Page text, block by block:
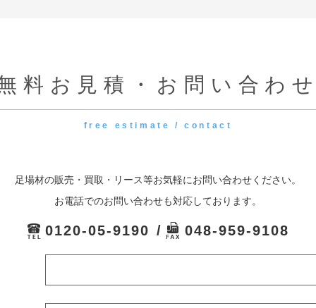
料お見積・お問い合わ
free estimate / contact
足場材の販売・買取・リース等お気軽にお問い合わせください。
お電話でのお問い合わせも対応しております。
0120-05-9190 048-959-9108